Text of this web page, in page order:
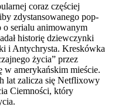
coraz częściej
zdystansowanego pop-
o serialu animowanym
historię dziewczynki
i Antychrysta. Kreskówka
życia” przez
w amerykańskim mieście.
lat zalicza się Netflixowy
Ciemności, który